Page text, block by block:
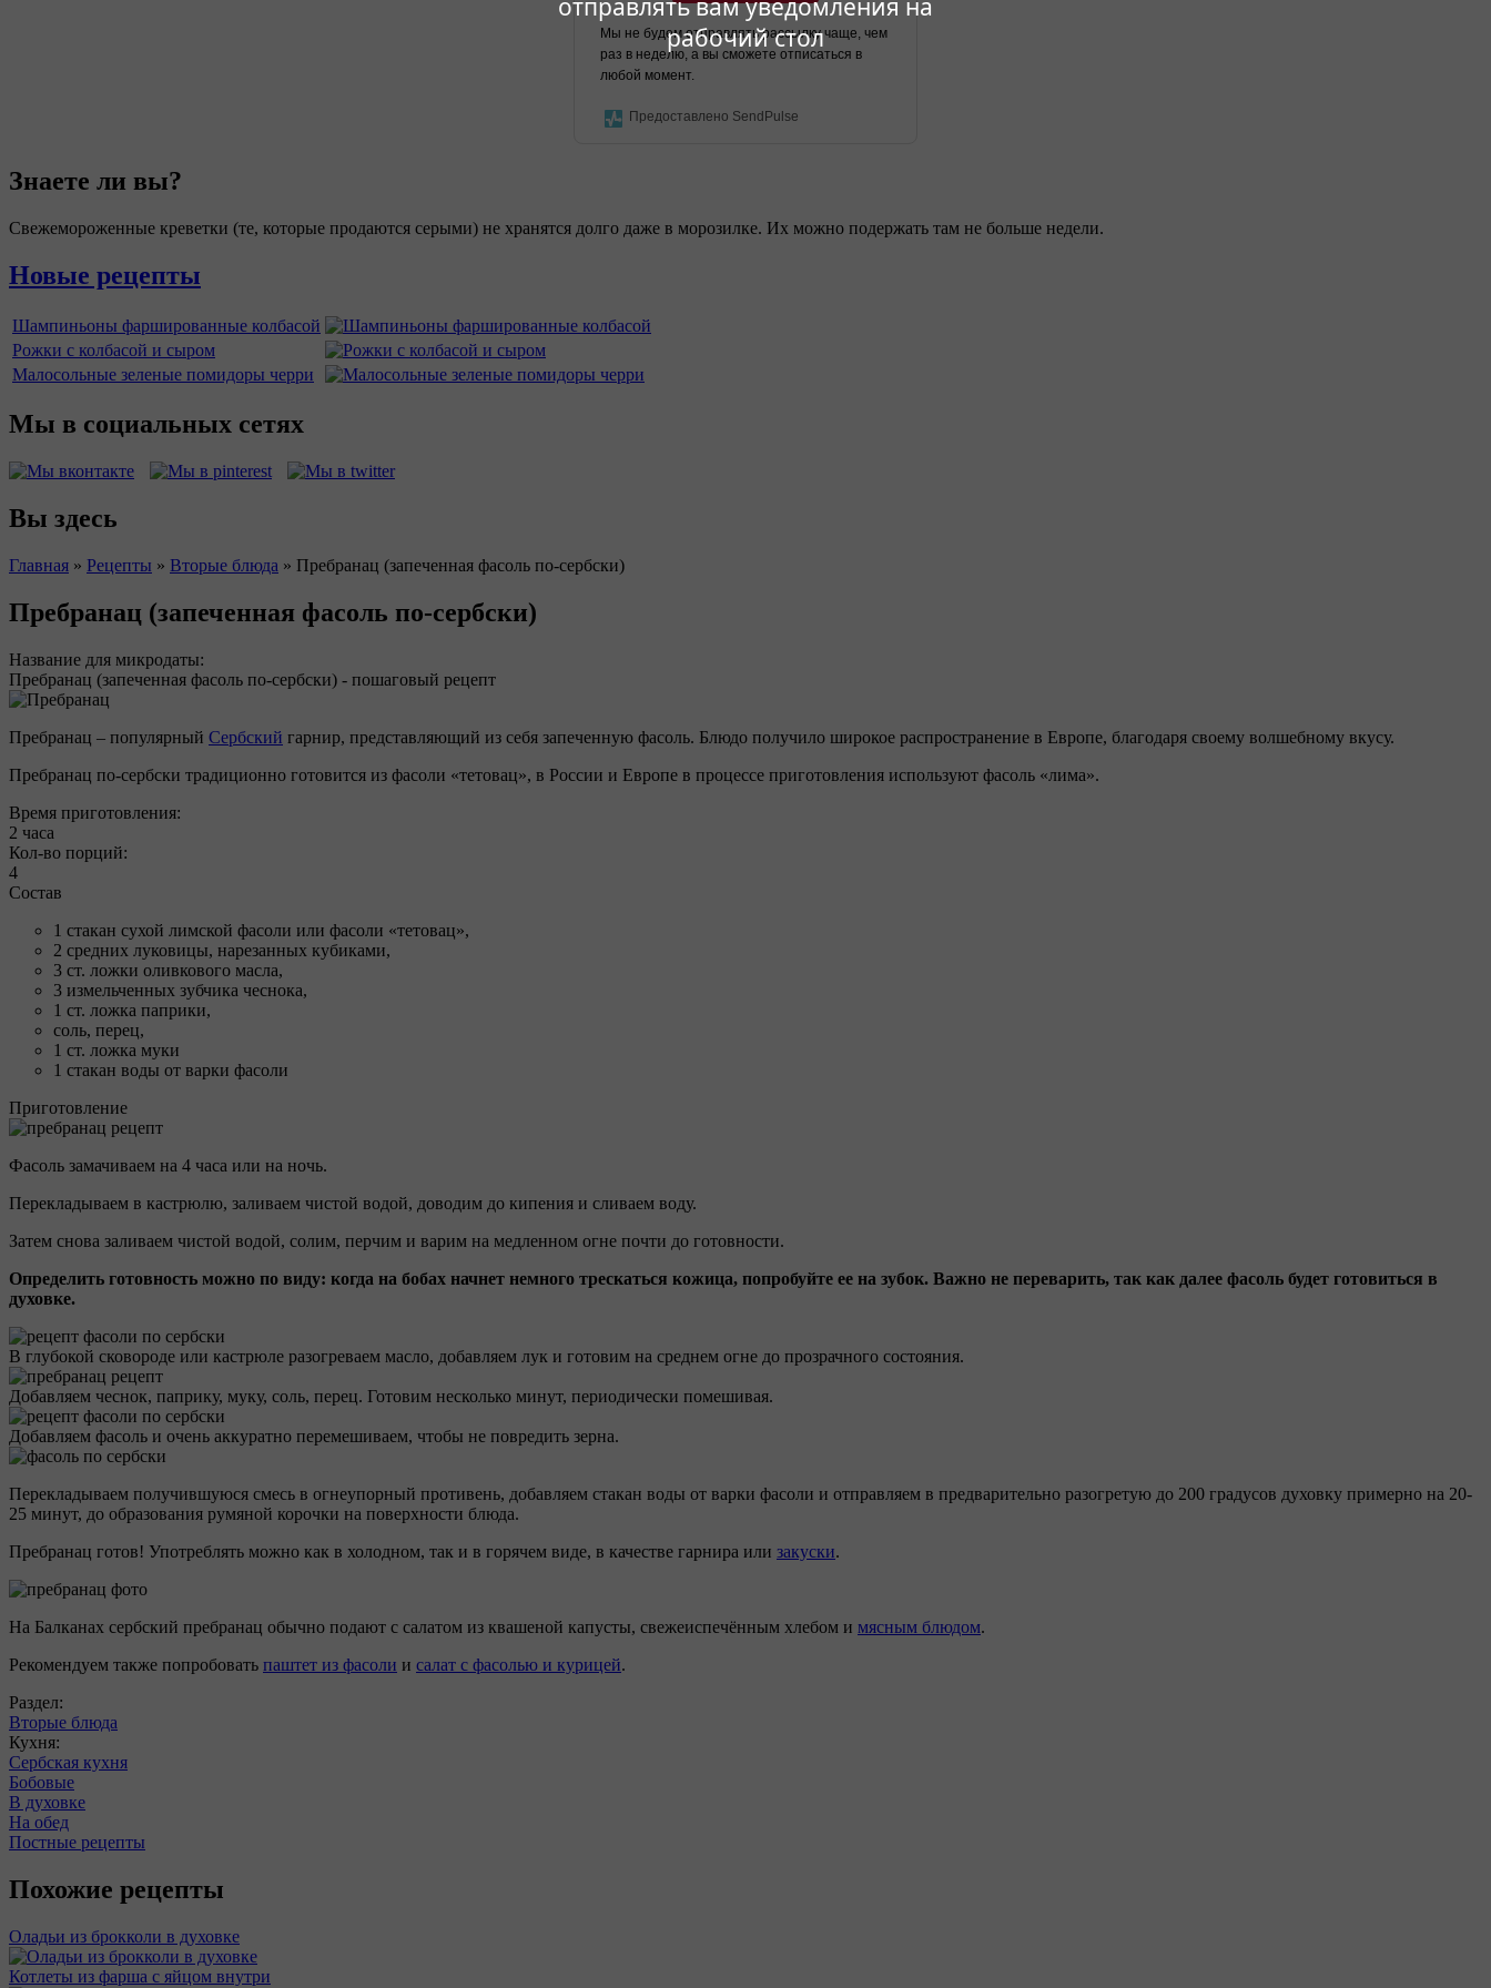
отправлять вам уведомления на
рабочий стол
Мы не будем отправлять рассылку чаще, чем
раз в неделю, а вы сможете отписаться в
любой момент.
Предоставлено SendPulse
Знаете ли вы?
Свежемороженные креветки (те, которые продаются серыми) не хранятся долго даже в морозилке. Их можно подержать там не больше недели.
Новые рецепты
Шампиньоны фаршированные колбасой
Рожки с колбасой и сыром
Малосольные зеленые помидоры черри
Мы в социальных сетях
Вы здесь
Главная » Рецепты » Вторые блюда » Пребранац (запеченная фасоль по-сербски)
Пребранац (запеченная фасоль по-сербски)
Название для микродаты:
Пребранац (запеченная фасоль по-сербски) - пошаговый рецепт
Пребранац – популярный Сербский гарнир, представляющий из себя запеченную фасоль. Блюдо получило широкое распространение в Европе, благодаря своему волшебному вкусу.
Пребранац по-сербски традиционно готовится из фасоли «тетовац», в России и Европе в процессе приготовления используют фасоль «лима».
Время приготовления:
2 часа
Кол-во порций:
4
Состав
1 стакан сухой лимской фасоли или фасоли «тетовац»,
2 средних луковицы, нарезанных кубиками,
3 ст. ложки оливкового масла,
3 измельченных зубчика чеснока,
1 ст. ложка паприки,
соль, перец,
1 ст. ложка муки
1 стакан воды от варки фасоли
Приготовление
Фасоль замачиваем на 4 часа или на ночь.
Перекладываем в кастрюлю, заливаем чистой водой, доводим до кипения и сливаем воду.
Затем снова заливаем чистой водой, солим, перчим и варим на медленном огне почти до готовности.
Определить готовность можно по виду: когда на бобах начнет немного трескаться кожица, попробуйте ее на зубок. Важно не переварить, так как далее фасоль будет готовиться в
духовке.
В глубокой сковороде или кастрюле разогреваем масло, добавляем лук и готовим на среднем огне до прозрачного состояния.
Добавляем чеснок, паприку, муку, соль, перец. Готовим несколько минут, периодически помешивая.
Добавляем фасоль и очень аккуратно перемешиваем, чтобы не повредить зерна.
Перекладываем получившуюся смесь в огнеупорный противень, добавляем стакан воды от варки фасоли и отправляем в предварительно разогретую до 200 градусов духовку примерно на 20-
25 минут, до образования румяной корочки на поверхности блюда.
Пребранац готов! Употреблять можно как в холодном, так и в горячем виде, в качестве гарнира или закуски.
На Балканах сербский пребранац обычно подают с салатом из квашеной капусты, свежеиспечённым хлебом и мясным блюдом.
Рекомендуем также попробовать паштет из фасоли и салат с фасолью и курицей.
Раздел:
Вторые блюда
Кухня:
Сербская кухня
Бобовые
В духовке
На обед
Постные рецепты
Похожие рецепты
Оладьи из брокколи в духовке
Котлеты из фарша с яйцом внутри